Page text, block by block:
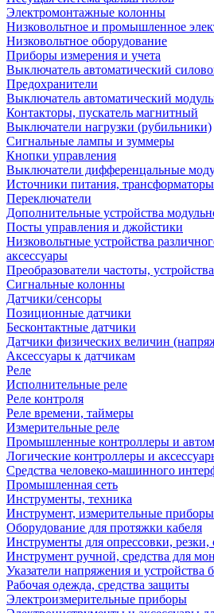
Электромонтажные колонны
Низковольтное и промышленное
Низковольтное оборудование
Приборы измерения и учета
Выключатель автоматический
Предохранители
Выключатель автоматический
Контакторы, пускатель магнитный
Выключатели нагрузки (рубильники)
Сигнальные лампы и зуммеры
Кнопки управления
Выключатели дифференцальные
Источники питания, трансформаторы
Переключатели
Дополнительные устройства
Посты управления и джойстики
Низковольтные устройства
аксессуары
Преобразователи частоты,
Сигнальные колонны
Датчики/сенсоры
Позиционные датчики
Бесконтактные датчики
Датчики физических величин
Аксессуары к датчикам
Реле
Исполнительные реле
Реле контроля
Реле времени, таймеры
Измерительные реле
Промышленные контроллеры и
Логические контроллеры и
Средства человеко-машинного
Промышленная сеть
Инструменты, техника
Инструмент, измерительные
Оборудование для протяжки кабеля
Инструменты для опрессовки, резки,
Инструмент ручной, средства для
Указатели напряжения и устройства
Рабочая одежда, средства защиты
Электроизмерительные приборы